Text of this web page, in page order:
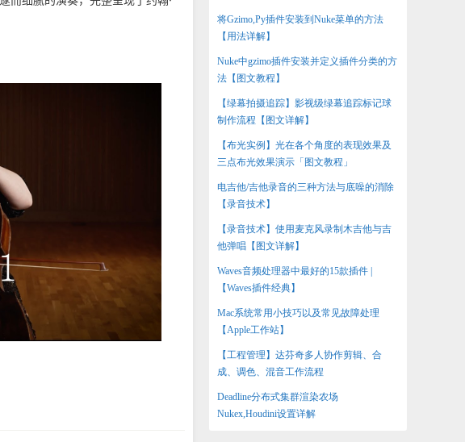
将Gzimo,Py插件安装到Nuke菜单的方法
【用法详解】
Nuke中gzimo插件安装并定义插件分类的方
法【图文教程】
【绿幕拍摄追踪】影视级绿幕追踪标记球
制作流程【图文详解】
【布光实例】光在各个角度的表现效果及
三点布光效果演示「图文教程」
电吉他/吉他录音的三种方法与底噪的消除
【录音技术】
【录音技术】使用麦克风录制木吉他与吉
他弹唱【图文详解】
Waves音频处理器中最好的15款插件 |
【Waves插件经典】
Mac系统常用小技巧以及常见故障处理
【Apple工作站】
【工程管理】达芬奇多人协作剪辑、合
成、调色、混音工作流程
Deadline分布式集群渲染农场
Nukex,Houdini设置详解